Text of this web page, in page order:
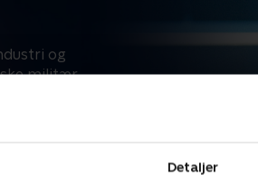
Detaljer
og
militær.
han nu
for at
rense sit